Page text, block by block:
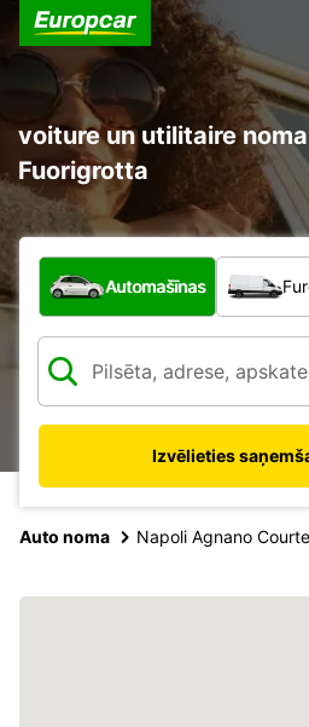
voiture un utilitaire
Fuorigrotta
Kāda veida transportlīdzeklis?
Automašīnas
Izvēlieties
Auto noma Napoli Agnano